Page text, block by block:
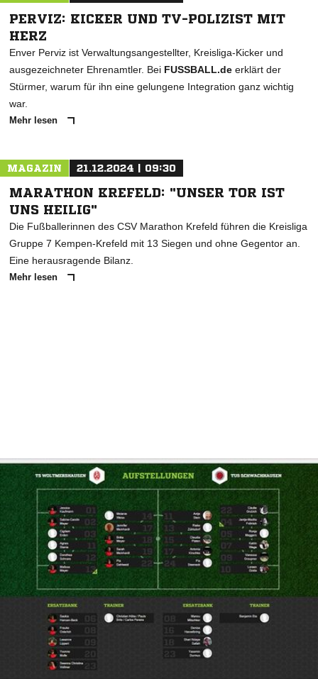
PERVIZ: KICKER UND TV-POLIZIST MIT
HERZ
Enver Perviz ist Verwaltungsangestellter, Kreisliga-Kicker und
ausgezeichneter Ehrenamtler. Bei FUSSBALL.de erklärt der
Stürmer, warum für ihn eine gelungene Integration ganz wichtig
war.
Mehr lesen
MAGAZIN 21.12.2024 | 09:30
MARATHON KREFELD: "UNSER TOR IST
UNS HEILIG"
Die Fußballerinnen des CSV Marathon Krefeld führen die Kreisliga
Gruppe 7 Kempen-Krefeld mit 13 Siegen und ohne Gegentor an.
Eine herausragende Bilanz.
Mehr lesen